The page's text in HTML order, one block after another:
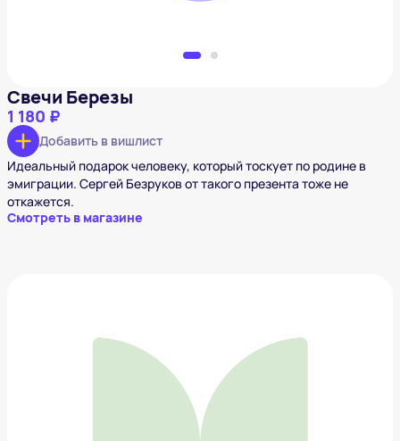
Свечи Березы
1 180 ₽
Добавить в вишлист
Идеальный подарок человеку, который тоскует по родине в
эмиграции. Сергей Безруков от такого презента тоже не
откажется.
Смотреть в магазине